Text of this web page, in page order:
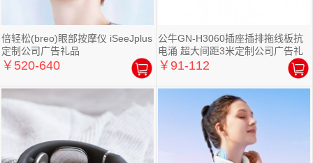
倍轻松(breo)眼部按摩仪 iSeeJplus
定制公司广告礼品
￥520-640
公牛GN-H3060插座插排拖线板抗
电涌 超大间距3米定制公司广告礼
品
￥91-112